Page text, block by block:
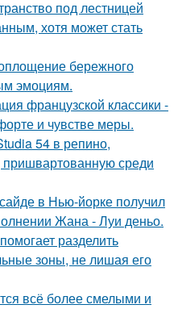
под лестницей
хотя может стать
бережного
эмоциям.
французской классики -
и чувстве меры.
54 в репино,
среди
в Нью-йорке получил
Жана - Луи деньо.
разделить
зоны, не лишая его
всё более смелыми и